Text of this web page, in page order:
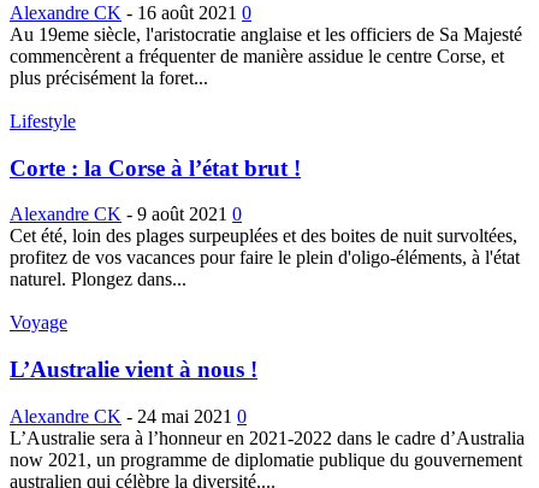
Alexandre CK - 16 août 2021 0
Au 19eme siècle, l'aristocratie anglaise et les officiers de Sa Majesté
commencèrent a fréquenter de manière assidue le centre Corse, et
plus précisément la foret...
Lifestyle
Corte : la Corse à l’état brut !
Alexandre CK - 9 août 2021 0
Cet été, loin des plages surpeuplées et des boites de nuit survoltées,
profitez de vos vacances pour faire le plein d'oligo-éléments, à l'état
naturel. Plongez dans...
Voyage
L’Australie vient à nous !
Alexandre CK - 24 mai 2021 0
L’Australie sera à l’honneur en 2021-2022 dans le cadre d’Australia
now 2021, un programme de diplomatie publique du gouvernement
australien qui célèbre la diversité,...